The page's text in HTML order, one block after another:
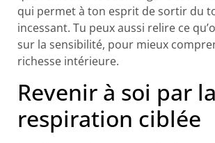
qui permet à ton esprit de sortir du
incessant. Tu peux aussi relire ce
sur la sensibilité, pour mieux
richesse intérieure.
Revenir à soi par la
respiration ciblée